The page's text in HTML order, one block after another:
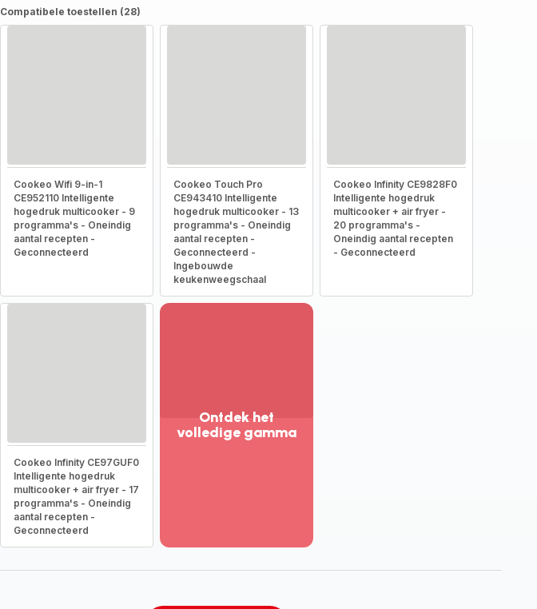
Compatibele toestellen (28)
Cookeo Wifi 9-in-1
CE952110 Intelligente
hogedruk multicooker - 9
programma's - Oneindig
aantal recepten -
Geconnecteerd
Cookeo Touch Pro
CE943410 Intelligente
hogedruk multicooker - 13
programma's - Oneindig
aantal recepten -
Geconnecteerd -
Ingebouwde
keukenweegschaal
Cookeo Infinity CE9828F0
Intelligente hogedruk
multicooker + air fryer -
20 programma's -
Oneindig aantal recepten
- Geconnecteerd
Cookeo Infinity CE97GUF0
Intelligente hogedruk
multicooker + air fryer - 17
programma's - Oneindig
aantal recepten -
Geconnecteerd
Ontdek het
volledige gamma
gamma